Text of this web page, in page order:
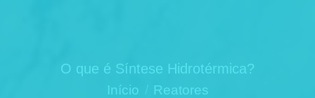
O que é Síntese Hidrotérmica?
Início
Reatores